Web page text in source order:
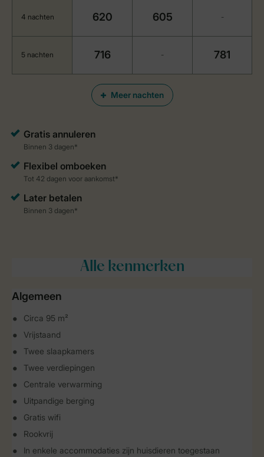
Meer nachten
4 nachten 620 605 -
5 nachten 716 - 781
Alle kenmerken
Algemeen
Circa 95 m²
Vrijstaand
Twee slaapkamers
Twee verdiepingen
Centrale verwarming
Uitpandige berging
Gratis wifi
Rookvrij
In enkele accommodaties zijn huisdieren toegestaan